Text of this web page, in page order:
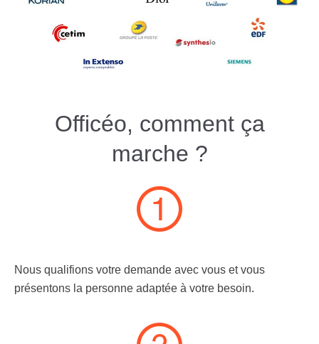
Officéo, comment ça
marche ?
Nous qualifions votre demande avec vous et vous
présentons la personne adaptée à votre besoin.